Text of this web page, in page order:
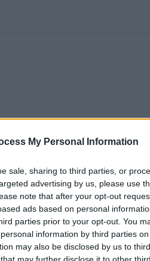
My Personal Information
sale, sharing to third parties, or
advertising by us, please use
note that after your opt-out
ads based on personal
parties prior to your opt-out. You
information by third parties on
may also be disclosed by us to
that may further disclose it to other
καθημερινά τη δουλειά
λόγω
πρόσθεσε ο Ντομίνγκεζ.